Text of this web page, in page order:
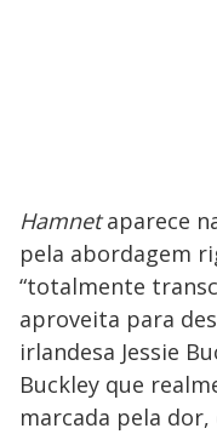
Hamnetaparece
pela abordagem
“totalmente
aproveita para
irlandesa Jessie
Buckley que
marcada pela